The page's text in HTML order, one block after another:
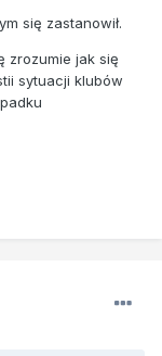
się zastanowił.
zrozumie jak się
sytuacji klubów